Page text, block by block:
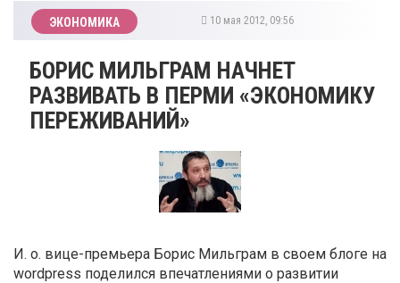
ЭКОНОМИКА 10 мая 2012, 09:56
БОРИС МИЛЬГРАМ НАЧНЕТ
РАЗВИВАТЬ В ПЕРМИ «ЭКОНОМИКУ
ПЕРЕЖИВАНИЙ»
И. о. вице-премьера Борис Мильграм в своем блоге на
wordpress поделился впечатлениями о развитии